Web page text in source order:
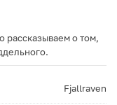
рассказываем о том,
Fjallraven